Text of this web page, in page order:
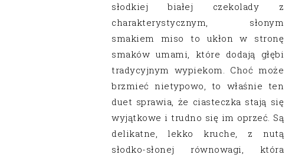
słodkiej białej czekolady z
charakterystycznym, słonym
smakiem miso to ukłon w stronę
smaków umami, które dodają głębi
tradycyjnym wypiekom. Choć może
brzmieć nietypowo, to właśnie ten
duet sprawia, że ciasteczka stają się
wyjątkowe i trudno się im oprzeć. Są
delikatne, lekko kruche, z nutą
słodko-słonej równowagi, która